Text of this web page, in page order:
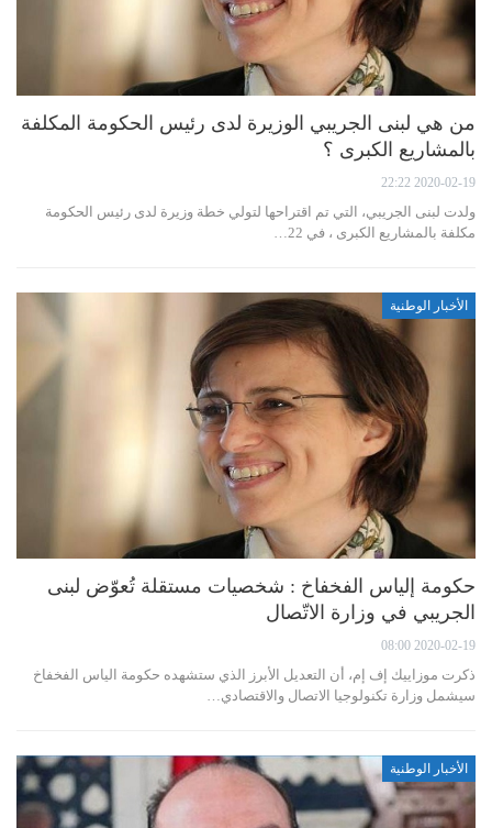
من هي لبنى الجريبي الوزيرة لدى رئيس الحكومة المكلفة
بالمشاريع الكبرى ؟
2020-02-19 22:22
ولدت لبنى الجريبي، التي تم اقتراحها لتولي خطة وزيرة لدى رئيس الحكومة
مكلفة بالمشاريع الكبرى ، في 22…
الأخبار الوطنية
حكومة إلياس الفخفاخ : شخصيات مستقلة تُعوّض لبنى
الجريبي في وزارة الاتّصال
2020-02-19 08:00
ذكرت موزاييك إف إم، أن التعديل الأبرز الذي ستشهده حكومة الياس الفخفاخ
سيشمل وزارة تكنولوجيا الاتصال والاقتصادي…
الأخبار الوطنية